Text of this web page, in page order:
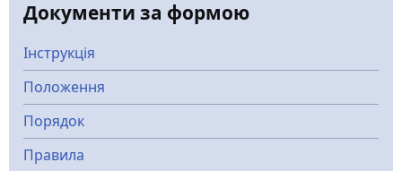
Документи за формою
Інструкція
Положення
Порядок
Правила